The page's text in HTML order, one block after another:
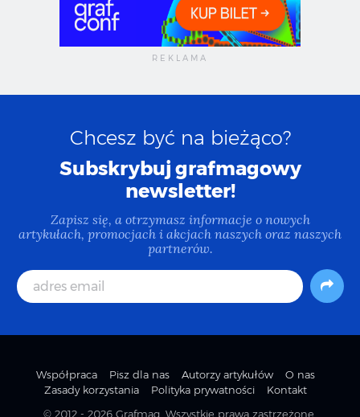
Chcesz być na bieżąco?
Subskrybuj grafmagowy
newsletter!
Zapisz się, a otrzymasz informacje o nowych
artykułach, promocjach i akcjach naszych oraz naszych
partnerów.
Współpraca Pisz dla nas Autorzy artykułów
O nas
Zasady korzystania
Polityka prywatności
Kontakt
© 2012 - 2026 Grafmag . Wszystkie prawa zastrzeżone.